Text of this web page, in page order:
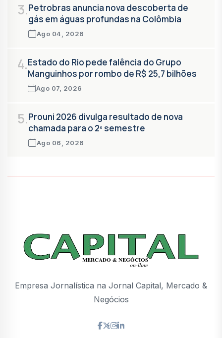
3.Petrobras anuncia nova descoberta de
gás em águas profundas na Colômbia
Ago 04, 2026
4.Estado do Rio pede falência do Grupo
Manguinhos por rombo de R$ 25,7 bilhões
Ago 07, 2026
5.Prouni 2026 divulga resultado de nova
chamada para o 2º semestre
Ago 06, 2026
Empresa Jornalística na Jornal Capital, Mercado &
Negócios